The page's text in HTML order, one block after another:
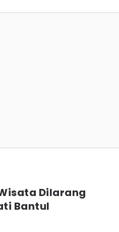
Dilarang
Bantul